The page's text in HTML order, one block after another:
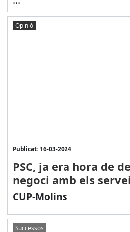
Opinió
Publicat: 16-03-2024
PSC, ja era hora de
negoci amb els
CUP-Molins
Successos